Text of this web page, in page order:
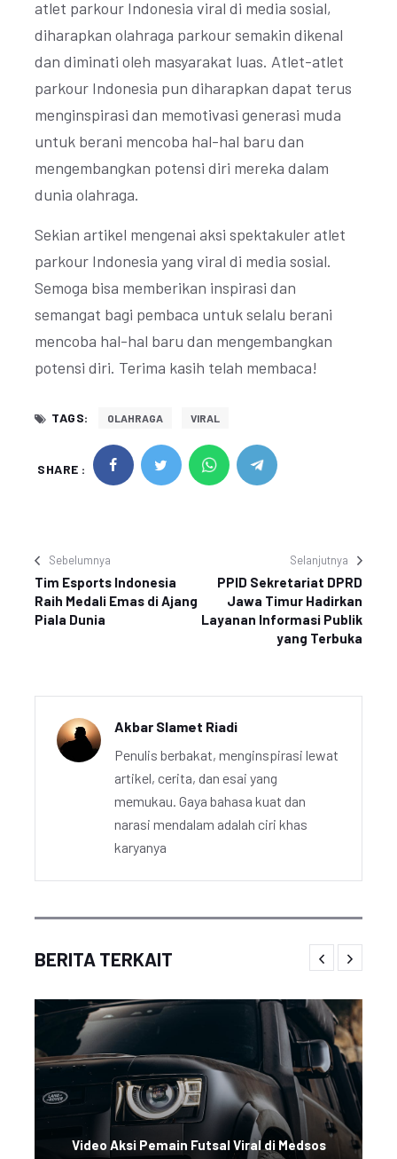
atlet parkour Indonesia viral di media sosial,
diharapkan olahraga parkour semakin dikenal
dan diminati oleh masyarakat luas. Atlet-atlet
parkour Indonesia pun diharapkan dapat terus
menginspirasi dan memotivasi generasi muda
untuk berani mencoba hal-hal baru dan
mengembangkan potensi diri mereka dalam
dunia olahraga.
Sekian artikel mengenai aksi spektakuler atlet
parkour Indonesia yang viral di media sosial.
Semoga bisa memberikan inspirasi dan
semangat bagi pembaca untuk selalu berani
mencoba hal-hal baru dan mengembangkan
potensi diri. Terima kasih telah membaca!
TAGS: OLAHRAGA VIRAL
SHARE :
Sebelumnya
Tim Esports Indonesia
Raih Medali Emas di Ajang
Piala Dunia
Selanjutnya
PPID Sekretariat DPRD
Jawa Timur Hadirkan
Layanan Informasi Publik
yang Terbuka
Akbar Slamet Riadi
Penulis berbakat, menginspirasi lewat
artikel, cerita, dan esai yang
memukau. Gaya bahasa kuat dan
narasi mendalam adalah ciri khas
karyanya
BERITA TERKAIT
Video Aksi Pemain Futsal Viral di Medsos